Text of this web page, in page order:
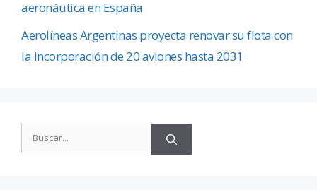
aeronáutica en España
Aerolíneas Argentinas proyecta renovar su flota con
la incorporación de 20 aviones hasta 2031